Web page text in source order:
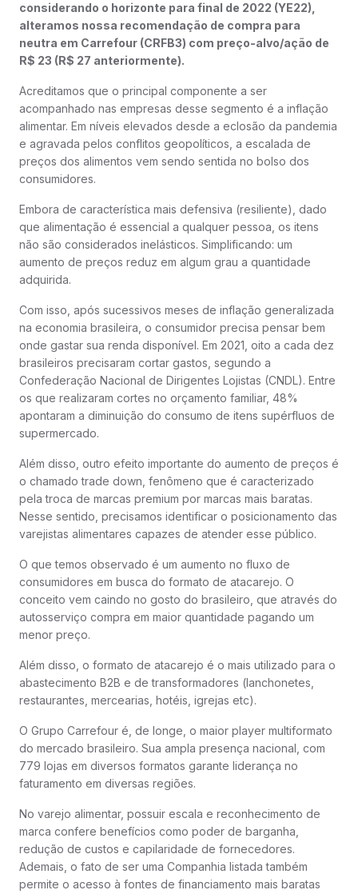
considerando o horizonte para final de 2022 (YE22),
alteramos nossa recomendação de compra para
neutra em Carrefour (CRFB3) com preço-alvo/ação de
R$ 23 (R$ 27 anteriormente).
Acreditamos que o principal componente a ser
acompanhado nas empresas desse segmento é a inflação
alimentar. Em níveis elevados desde a eclosão da pandemia
e agravada pelos conflitos geopolíticos, a escalada de
preços dos alimentos vem sendo sentida no bolso dos
consumidores.
Embora de característica mais defensiva (resiliente), dado
que alimentação é essencial a qualquer pessoa, os itens
não são considerados inelásticos. Simplificando: um
aumento de preços reduz em algum grau a quantidade
adquirida.
Com isso, após sucessivos meses de inflação generalizada
na economia brasileira, o consumidor precisa pensar bem
onde gastar sua renda disponível. Em 2021, oito a cada dez
brasileiros precisaram cortar gastos, segundo a
Confederação Nacional de Dirigentes Lojistas (CNDL). Entre
os que realizaram cortes no orçamento familiar, 48%
apontaram a diminuição do consumo de itens supérfluos de
supermercado.
Além disso, outro efeito importante do aumento de preços é
o chamado trade down, fenômeno que é caracterizado
pela troca de marcas premium por marcas mais baratas.
Nesse sentido, precisamos identificar o posicionamento das
varejistas alimentares capazes de atender esse público.
O que temos observado é um aumento no fluxo de
consumidores em busca do formato de atacarejo. O
conceito vem caindo no gosto do brasileiro, que através do
autosserviço compra em maior quantidade pagando um
menor preço.
Além disso, o formato de atacarejo é o mais utilizado para o
abastecimento B2B e de transformadores (lanchonetes,
restaurantes, mercearias, hotéis, igrejas etc).
O Grupo Carrefour é, de longe, o maior player multiformato
do mercado brasileiro. Sua ampla presença nacional, com
779 lojas em diversos formatos garante liderança no
faturamento em diversas regiões.
No varejo alimentar, possuir escala e reconhecimento de
marca confere benefícios como poder de barganha,
redução de custos e capilaridade de fornecedores.
Ademais, o fato de ser uma Companhia listada também
permite o acesso à fontes de financiamento mais baratas